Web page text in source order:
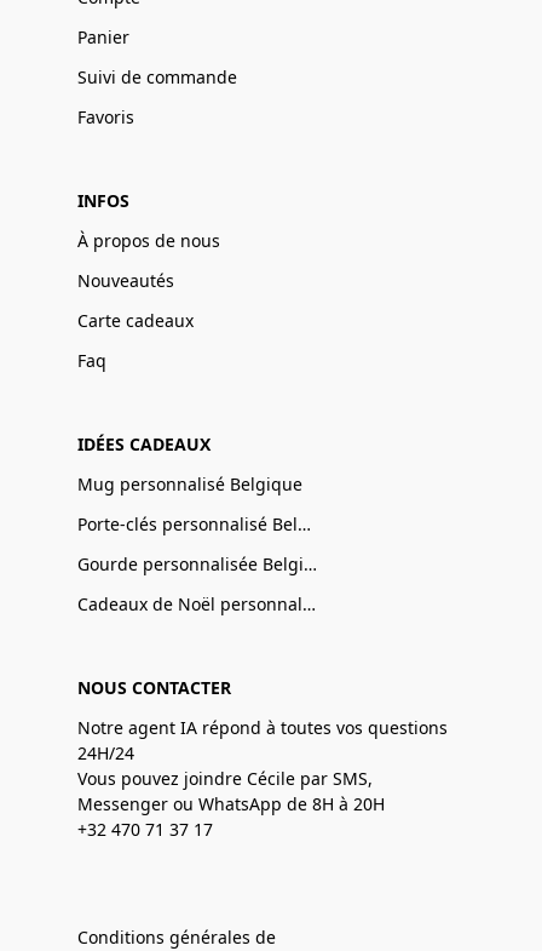
Panier
Suivi de commande
Favoris
INFOS
À propos de nous
Nouveautés
Carte cadeaux
Faq
IDÉES CADEAUX
Mug personnalisé Belgique
Porte-clés personnalisé Belgique
Gourde personnalisée Belgique
Cadeaux de Noël personnalisé Belgique
NOUS CONTACTER
Notre agent IA répond à toutes vos questions
24H/24
Vous pouvez joindre Cécile par SMS,
Messenger ou WhatsApp de 8H à 20H
+32 470 71 37 17
Conditions générales de